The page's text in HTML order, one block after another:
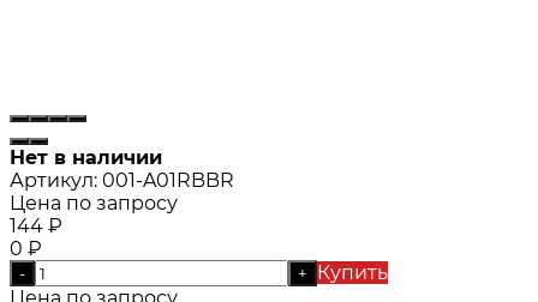
Нет в наличии
Артикул: 001-A01RBBR
Цена по запросу
144 ₽
0 ₽
- +
Купить